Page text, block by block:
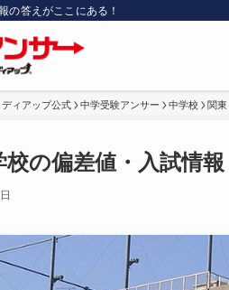
の答えがここにある！
ィアップ公式 中学受験アンサー 中学校 関東
の偏差値・入試情報